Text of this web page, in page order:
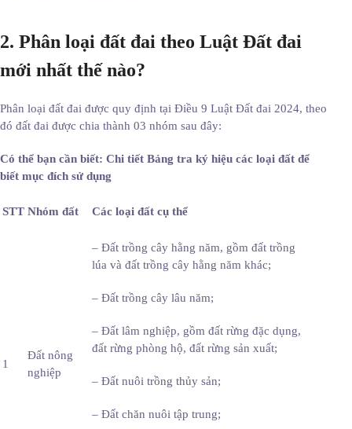
2. Phân loại đất đai theo Luật Đất đai
mới nhất thế nào?
Phân loại đất đai được quy định tại Điều 9 Luật Đất đai 2024, theo
đó đất đai được chia thành 03 nhóm sau đây:
Có thể bạn cần biết: Chi tiết Bảng tra ký hiệu các loại đất để
biết mục đích sử dụng
STT Nhóm đất Các loại đất cụ thể
1
Đất nông
nghiệp
– Đất trồng cây hằng năm, gồm đất trồng
lúa và đất trồng cây hằng năm khác;
– Đất trồng cây lâu năm;
– Đất lâm nghiệp, gồm đất rừng đặc dụng,
đất rừng phòng hộ, đất rừng sản xuất;
– Đất nuôi trồng thủy sản;
– Đất chăn nuôi tập trung;